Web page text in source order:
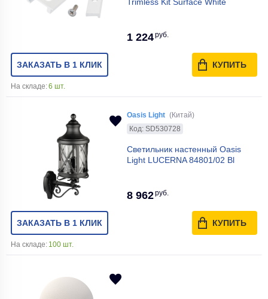
1 224руб.
ЗАКАЗАТЬ В 1 КЛИК КУПИТЬ
На складе:6 шт.
Oasis Light (Китай)
Код: SD530728
Светильник настенный Oasis
Light LUCERNA 84801/02 Bl
8 962руб.
ЗАКАЗАТЬ В 1 КЛИК КУПИТЬ
На складе: 100 шт.